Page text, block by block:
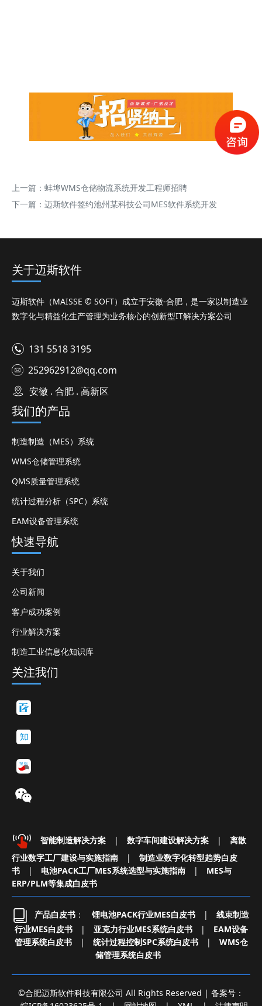
上一篇： 蚌埠WMS仓储物流系统开发工程师招聘
下一篇： 迈斯软件签约池州某科技公司MES软件系统开发
关于迈斯软件
迈斯软件（MAISSE © SOFT）成立于安徽-合肥，是一家以制造业
数字化与精益化生产管理为业务核心的创新型IT解决方案公司
131 5518 3195
252962912@qq.com
安徽 . 合肥 . 高新区
我们的产品
制造制造（MES）系统
WMS仓储管理系统
QMS质量管理系统
统计过程分析（SPC）系统
EAM设备管理系统
快速导航
关于我们
公司新闻
客户成功案例
行业解决方案
制造工业信息化知识库
关注我们
智能制造解决方案 | 数字车间建设解决方案 |
离散
行业数字工厂建设与实施指南
|
制造业数字化转型趋势白皮
书
| 电池PACK工厂MES系统选型与实施指南 |
MES与
ERP/PLM等集成白皮书
产品白皮书 ： 锂电池PACK行业MES白皮书 |
线束制造
行业MES白皮书
| 亚克力行业MES系统白皮书 |
EAM设备
管理系统白皮书
| 统计过程控制SPC系统白皮书 |
WMS仓
储管理系统白皮书
©合肥迈斯软件科技有限公司 All Rights Reserved | 备案号：